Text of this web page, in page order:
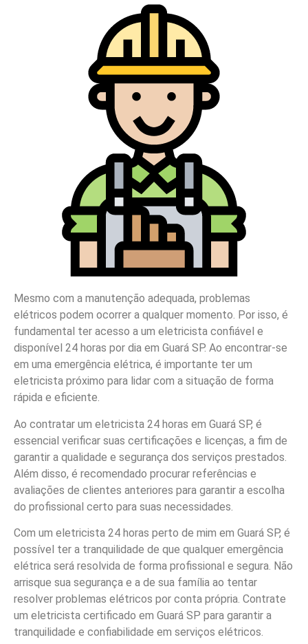
Mesmo com a manutenção adequada, problemas
elétricos podem ocorrer a qualquer momento. Por isso, é
fundamental ter acesso a um eletricista confiável e
disponível 24 horas por dia em Guará SP. Ao encontrar-se
em uma emergência elétrica, é importante ter um
eletricista próximo para lidar com a situação de forma
rápida e eficiente.
Ao contratar um eletricista 24 horas em Guará SP, é
essencial verificar suas certificações e licenças, a fim de
garantir a qualidade e segurança dos serviços prestados.
Além disso, é recomendado procurar referências e
avaliações de clientes anteriores para garantir a escolha
do profissional certo para suas necessidades.
Com um eletricista 24 horas perto de mim em Guará SP, é
possível ter a tranquilidade de que qualquer emergência
elétrica será resolvida de forma profissional e segura. Não
arrisque sua segurança e a de sua família ao tentar
resolver problemas elétricos por conta própria. Contrate
um eletricista certificado em Guará SP para garantir a
tranquilidade e confiabilidade em serviços elétricos.